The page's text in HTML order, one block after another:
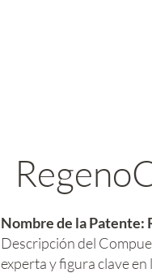
Nombre de la Patente:
Descripción del
experta y figura clave